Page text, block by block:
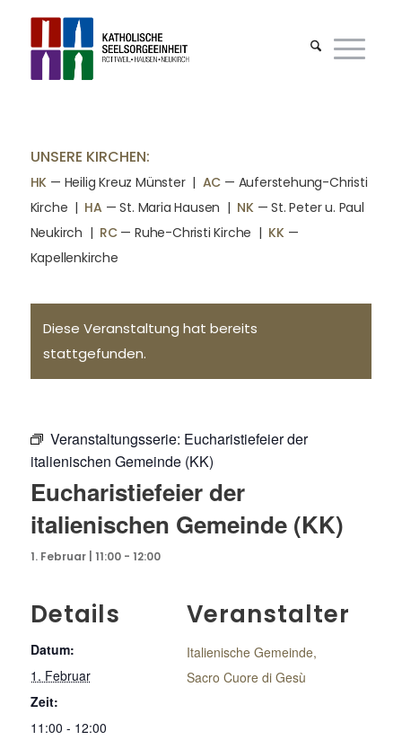
UNSERE KIRCHEN:
HK — Heilig Kreuz Münster | AC — Auferstehung-Christi
Kirche | HA — St. Maria Hausen | NK— St. Peter u. Paul
Neukirch | RC— Ruhe-Christi Kirche | KK—
Kapellenkirche
Diese Veranstaltung hat bereits
stattgefunden.
Veranstaltungsserie: Eucharistiefeier der
italienischen Gemeinde (KK)
Eucharistiefeier der
italienischen Gemeinde (KK)
1. Februar | 11:00- 12:00
Details
Datum:
1. Februar
Zeit:
11:00 - 12:00
Veranstalter
Italienische Gemeinde,
Sacro Cuore di Gesù